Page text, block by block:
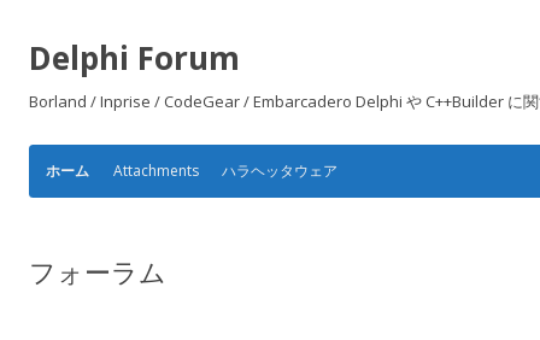
Delphi Forum
Borland / Inprise / CodeGear / Embarcadero Delphi や C++Builder に
ホーム Attachments ハラヘッタウェア
フォーラム